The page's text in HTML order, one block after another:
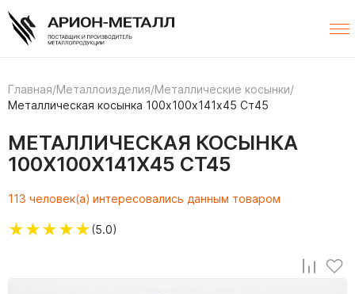
Главная/Металлоизделия/Металлические косынки/
Металлическая косынка 100х100х141х45 Ст45
МЕТАЛЛИЧЕСКАЯ КОСЫНКА
100Х100Х141Х45 СТ45
113 человек(а) интересовались данным товаром
★★★★★(5.0)